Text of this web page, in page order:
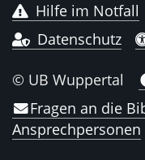
Hilfe im Notfall
Datenschutz
© UB Wuppertal
Fragen an die
Ansprechpersonen